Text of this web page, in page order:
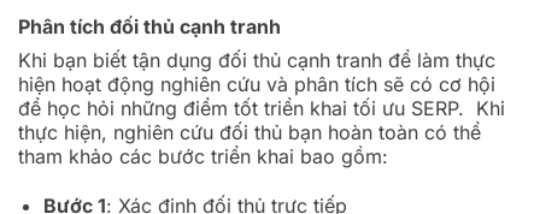
Phân tích đối thủ cạnh tranh
Khi bạn biết tận dụng đối thủ cạnh tranh để làm thực
hiện hoạt động nghiên cứu và phân tích sẽ có cơ hội
để học hỏi những điểm tốt triển khai tối ưu SERP. Khi
thực hiện, nghiên cứu đối thủ bạn hoàn toàn có thể
tham khảo các bước triển khai bao gồm:
Bước 1: Xác định đối thủ trực tiếp